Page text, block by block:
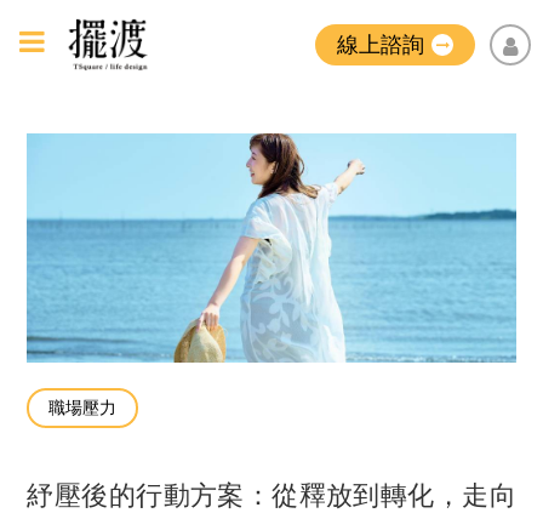
線上諮詢
職場壓力
紓壓後的行動方案：從釋放到轉化，走向